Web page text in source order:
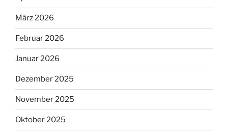
März 2026
Februar 2026
Januar 2026
Dezember 2025
November 2025
Oktober 2025